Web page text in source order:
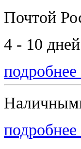
Почтой
4 - 10 дней
подробнее
подробнее